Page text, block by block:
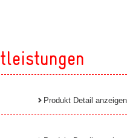
Produkt Detail anzeigen